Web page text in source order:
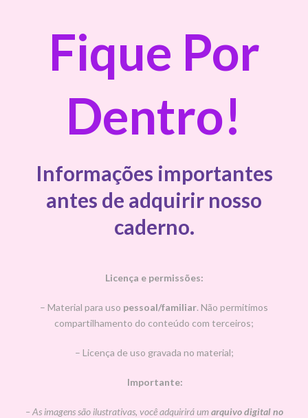
Fique Por
Dentro!
Informações importantes
antes de adquirir nosso
caderno.
Licença e permissões:
– Material para uso pessoal/familiar. Não permitimos
compartilhamento do conteúdo com terceiros;
– Licença de uso gravada no material;
Importante:
– As imagens são ilustrativas, você adquirirá umarquivo digital no